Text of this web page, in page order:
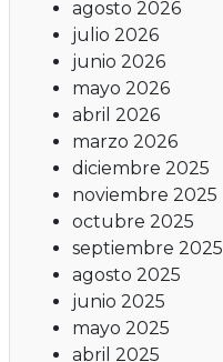
agosto 2026
julio 2026
junio 2026
mayo 2026
abril 2026
marzo 2026
diciembre 2025
noviembre 2025
octubre 2025
septiembre 2025
agosto 2025
junio 2025
mayo 2025
abril 2025